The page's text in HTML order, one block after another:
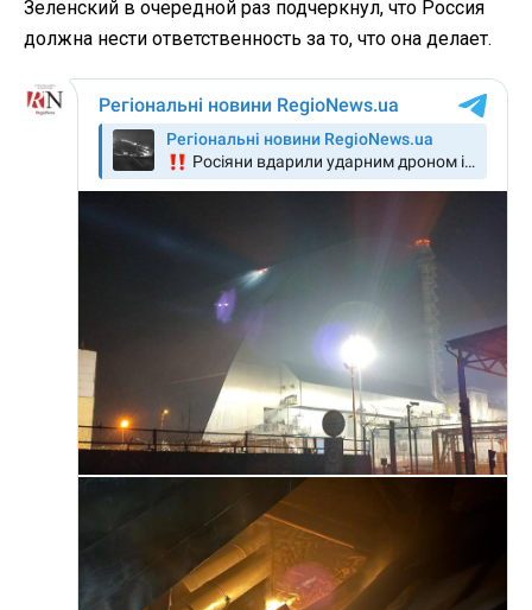
Зеленский в очередной раз подчеркнул, что Россия
должна нести ответственность за то, что она делает.